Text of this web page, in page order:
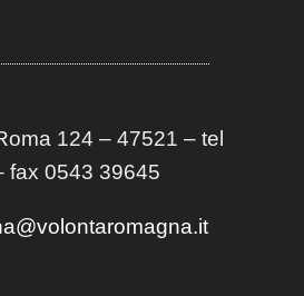
124 – 47521 – tel
fax 0543 39645